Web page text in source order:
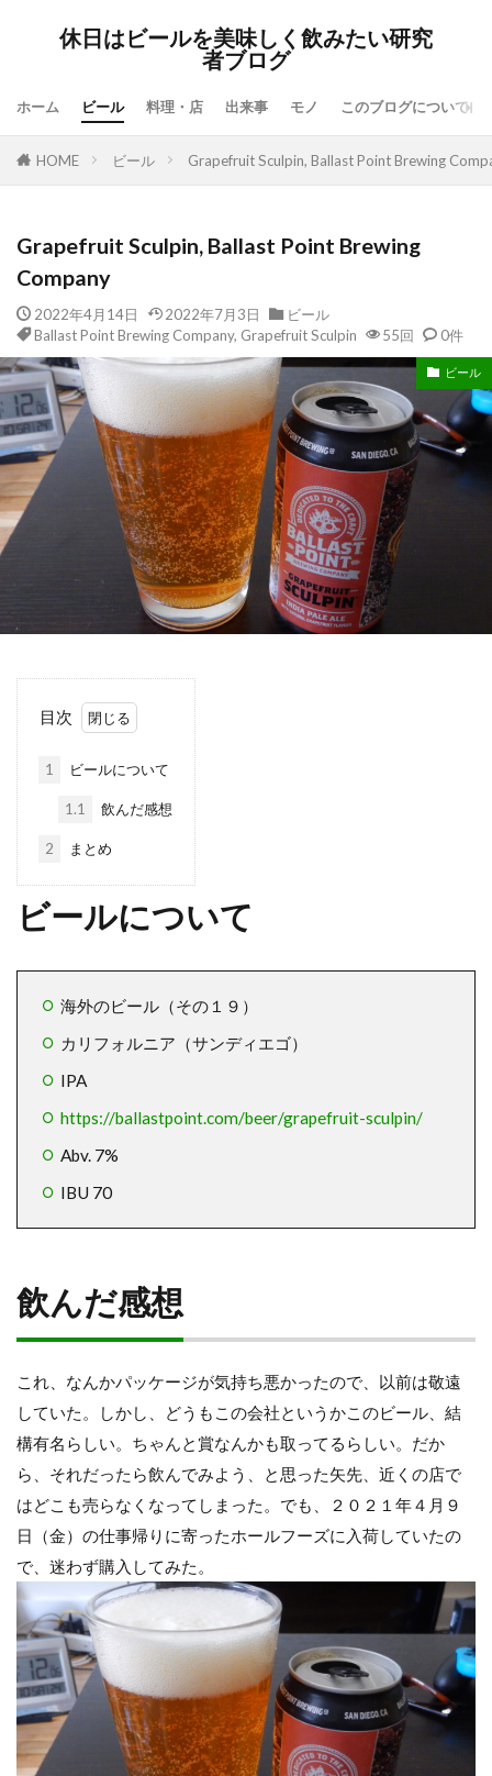
休日はビールを美味しく飲みたい研究
者ブログ
ホーム ビール 料理・店 出来事 モノ このブログについて
HOME ビール Grapefruit Sculpin, Ballast Point Brewing
Grapefruit Sculpin, Ballast Point Brewing
Company
2022年4月14日 2022年7月3日
ビール
Ballast Point Brewing Company, Grapefruit Sculpin 55回 0件
ビール
目次
1 ビールについて
1.1 飲んだ感想
2 まとめ
ビールについて
海外のビール（その１９）
カリフォルニア（サンディエゴ）
IPA
https://ballastpoint.com/beer/grapefruit-sculpin/
Abv. 7%
IBU 70
飲んだ感想
これ、なんかパッケージが気持ち悪かったので、以前は敬遠
していた。しかし、どうもこの会社というかこのビール、結
構有名らしい。ちゃんと賞なんかも取ってるらしい。だか
ら、それだったら飲んでみよう、と思った矢先、近くの店で
はどこも売らなくなってしまった。でも、２０２１年４月９
日（金）の仕事帰りに寄ったホールフーズに入荷していたの
で、迷わず購入してみた。